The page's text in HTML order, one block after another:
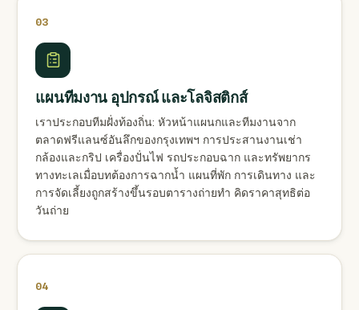
03
แผนทีมงาน อุปกรณ์ และโลจิสติกส์
เราประกอบทีมฝั่งท้องถิ่น: หัวหน้าแผนกและทีมงานจาก
ตลาดฟรีแลนซ์อันลึกของกรุงเทพฯ การประสานงานเช่า
กล้องและกริป เครื่องปั่นไฟ รถประกอบฉาก และทรัพยากร
ทางทะเลเมื่อบทต้องการฉากน้ำ แผนที่พัก การเดินทาง และ
การจัดเลี้ยงถูกสร้างขึ้นรอบตารางถ่ายทำ คิดราคาสุทธิต่อ
วันถ่าย
04